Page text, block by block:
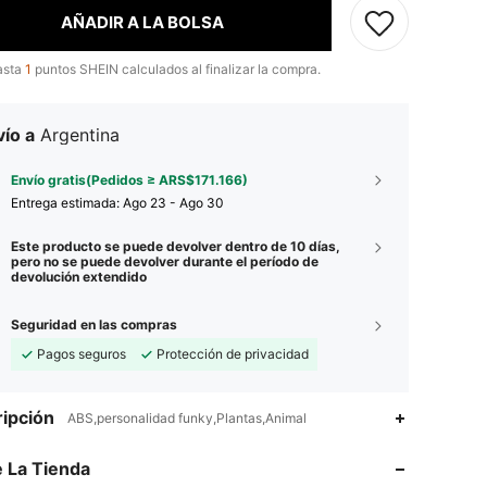
AÑADIR A LA BOLSA
1 puntos SHEIN calculados al finalizar la compra.
a Argentina
Envío gratis(Pedidos ≥ ARS$171.166)
Entrega estimada: Ago 23 - Ago 30
Este producto se puede devolver dentro de 10 días,
pero no se puede devolver durante el período de
devolución extendido
Seguridad en las compras
Pagos seguros
Protección de privacidad
ABS,personalidad funky,Plantas,Animal
La Tienda
4,93 254 6.2K
4,93